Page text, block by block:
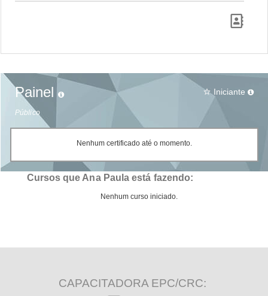
Painel
Público
star_border Iniciante
Nenhum certificado até o momento.
Cursos que Ana Paula está fazendo:
Nenhum curso iniciado.
CAPACITADORA EPC/CRC: